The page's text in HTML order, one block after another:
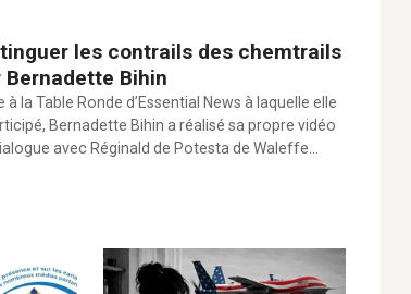
les contrails des chemtrails
Bernadette Bihin
à la Table Ronde d’Essential News à laquelle elle
Bernadette Bihin a réalisé sa propre vidéo
avec Réginald de Potesta de Waleffe…